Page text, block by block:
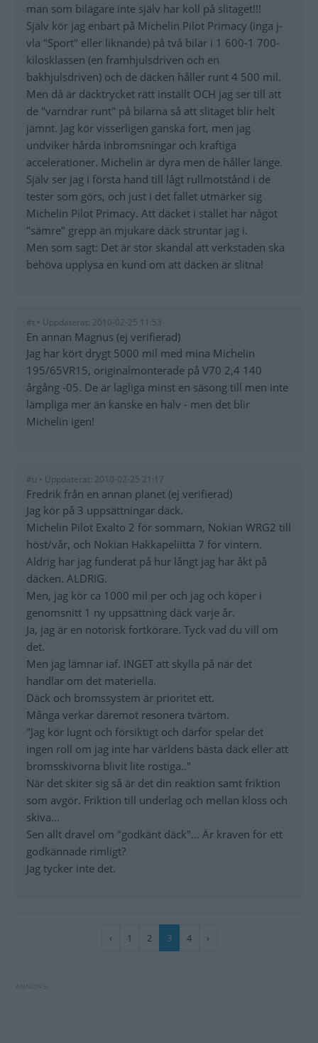
man som bilägare inte själv har koll på slitaget!!!
Själv kör jag enbart på Michelin Pilot Primacy (inga j-
vla "Sport" eller liknande) på två bilar i 1 600-1 700-
kilosklassen (en framhjulsdriven och en
bakhjulsdriven) och de däcken håller runt 4 500 mil.
Men då är däcktrycket rätt inställt OCH jag ser till att
de "varndrar runt" på bilarna så att slitaget blir helt
jämnt. Jag kör visserligen ganska fort, men jag
undviker hårda inbromsningar och kraftiga
accelerationer. Michelin är dyra men de håller länge.
Själv ser jag i första hand till lågt rullmotstånd i de
tester som görs, och just i det fallet utmärker sig
Michelin Pilot Primacy. Att däcket i stället har något
"sämre" grepp än mjukare däck struntar jag i.
Men som sagt: Det är stor skandal att verkstaden ska
behöva upplysa en kund om att däcken är slitna!
#t • Uppdaterat: 2010-02-25 11:53
En annan Magnus (ej verifierad)
Jag har kört drygt 5000 mil med mina Michelin
195/65VR15, originalmonterade på V70 2,4 140
årgång -05. De är lagliga minst en säsong till men inte
lämpliga mer än kanske en halv - men det blir
Michelin igen!
#u • Uppdaterat: 2010-02-25 21:17
Fredrik från en annan planet (ej verifierad)
Jag kör på 3 uppsättningar däck.
Michelin Pilot Exalto 2 för sommarn, Nokian WRG2 till
höst/vår, och Nokian Hakkapeliitta 7 för vintern.
Aldrig har jag funderat på hur långt jag har åkt på
däcken. ALDRIG.
Men, jag kör ca 1000 mil per och jag och köper i
genomsnitt 1 ny uppsättning däck varje år.
Ja, jag är en notorisk fortkörare. Tyck vad du vill om
det.
Men jag lämnar iaf. INGET att skylla på när det
handlar om det materiella.
Däck och bromssystem är prioritet ett.
Många verkar däremot resonera tvärtom.
"Jag kör lugnt och försiktigt och därför spelar det
ingen roll om jag inte har världens bästa däck eller att
bromsskivorna blivit lite rostiga.."
När det skiter sig så är det din reaktion samt friktion
som avgör. Friktion till underlag och mellan kloss och
skiva...
Sen allt dravel om "godkänt däck"... Är kraven för ett
godkännade rimligt?
Jag tycker inte det.
Föregående
‹ Sida
1 Sida
2
Nuvarande
3 Sida
4
Nästa
›